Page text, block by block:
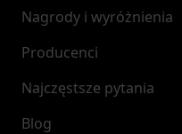
Nagrody i wyróżnienia
Producenci
Najczęstsze pytania
Blog